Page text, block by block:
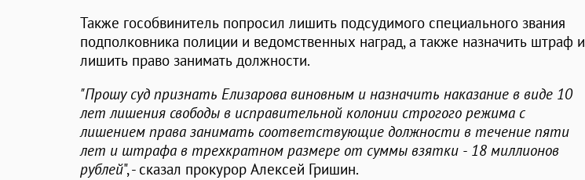
Также гособвинитель попросил лишить подсудимого специального звания
подполковника полиции и ведомственных наград, а также назначить штраф и
лишить право занимать должности.
"Прошу суд признать Елизарова виновным и назначить наказание в виде 10
лет лишения свободы в исправительной колонии строгого режима с
лишением права занимать соответствующие должности в течение пяти
лет и штрафа в трехкратном размере от суммы взятки - 18 миллионов
рублей", - сказал прокурор Алексей Гришин.